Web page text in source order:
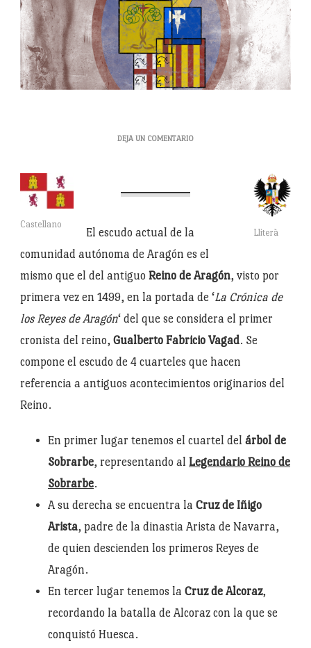
DEJA UN COMENTARIOEN
Lliterà
Castellano
El escudo actual de la
comunidad autónoma de Aragón es el
mismo que el del antiguo Reino de Aragón, visto por
primera vez en 1499, en la portada de ‘La Crónica de
los Reyes de Aragón‘ del que se considera el primer
cronista del reino, Gualberto Fabricio Vagad. Se
compone el escudo de 4 cuarteles que hacen
referencia a antiguos acontecimientos originarios del
Reino.
En primer lugar tenemos el cuartel del árbol de
Sobrarbe, representando al Legendario Reino de
Sobrarbe.
A su derecha se encuentra la Cruz de Iñigo
Arista, padre de la dinastia Arista de Navarra,
de quien descienden los primeros Reyes de
Aragón.
En tercer lugar tenemos la Cruz de Alcoraz,
recordando la batalla de Alcoraz con la que se
conquistó Huesca.